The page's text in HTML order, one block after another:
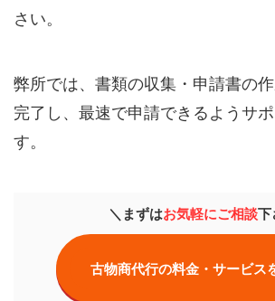
さい。
弊所では、書類の収集・申請書の
完了し、最速で申請できるようサ
す。
＼まずはお気軽にご相談下
古物商代行の料金・サービス